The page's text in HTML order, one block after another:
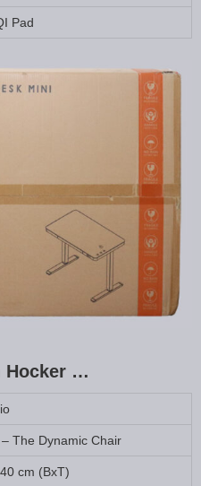
Pad
Hocker …
The Dynamic Chair
cm (BxT)